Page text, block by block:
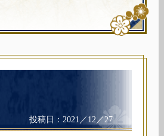
12／27